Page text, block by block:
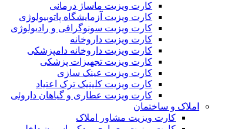
کارت ویزیت ماساژ درمانی
کارت ویزیت آزمایشگاه پاتوبیولوژی
کارت ویزیت سونوگرافی و رادیولوژی
کارت ویزیت داروخانه
کارت ویزیت داروخانه دامپزشکی
کارت ویزیت تجهیزات پزشکی
کارت ویزیت عینک سازی
کارت ویزیت کلینیک ترک اعتیاد
کارت ویزیت عطاری و گیاهان داروئی
املاک و ساختمان
کارت ویزیت مشاور املاک